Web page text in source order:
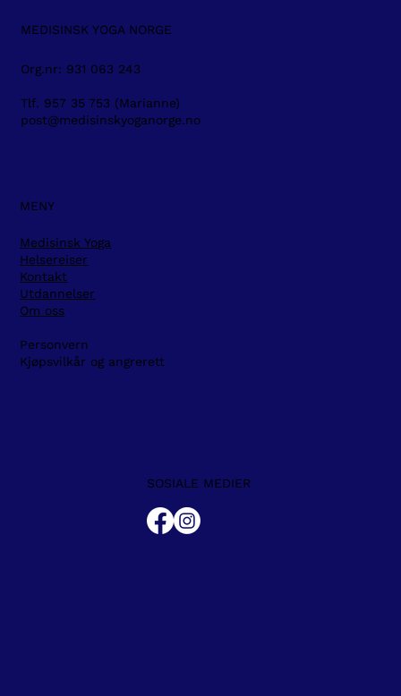
MEDISINSK YOGA NORGE
Org.nr: 931 063 243
Tlf. 957 35 753 (Marianne)
post@medisinskyoganorge.no
MENY
Medisinsk Yoga
Helsereiser
Kontakt
Utdannelser
Om oss
Personvern
Kjøpsvilkår og angrerett
SOSIALE MEDIER